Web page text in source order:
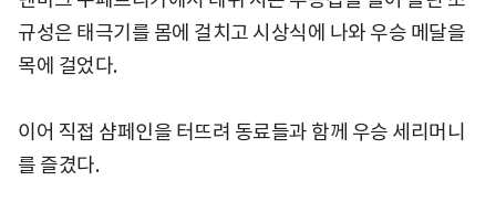
규성은 태극기를 몸에 걸치고 시상식에 나와 우승 메달을
목에 걸었다.
이어 직접 샴페인을 터뜨려 동료들과 함께 우승 세리머니
를 즐겼다.